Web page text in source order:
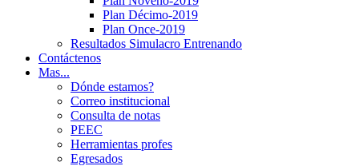
Plan Décimo-2019
Plan Once-2019
Resultados Simulacro Entrenando
Contáctenos
Mas...
Dónde estamos?
Correo institucional
Consulta de notas
PEEC
Herramientas profes
Egresados